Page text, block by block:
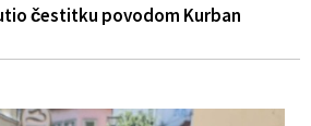
čestitku povodom Kurban